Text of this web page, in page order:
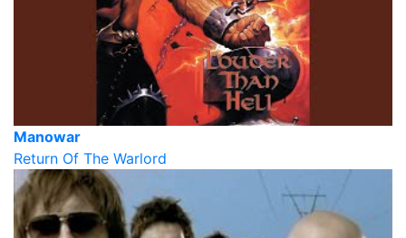
Manowar
Return Of The Warlord